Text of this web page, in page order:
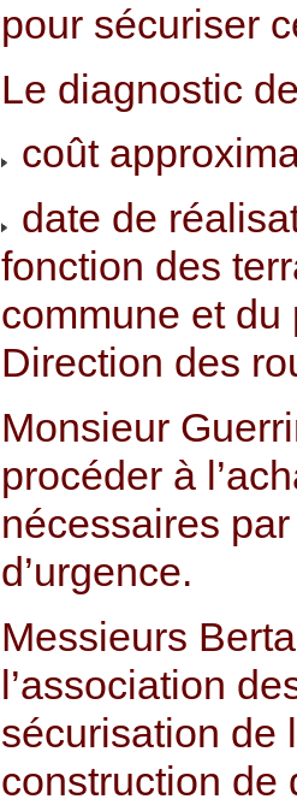
pour sécuriser
Le diagnostic
coût
date de
fonction des
commune et
Direction des
Monsieur
procéder à
nécessaires
d’urgence.
Messieurs
l’association
sécurisation de
construction de